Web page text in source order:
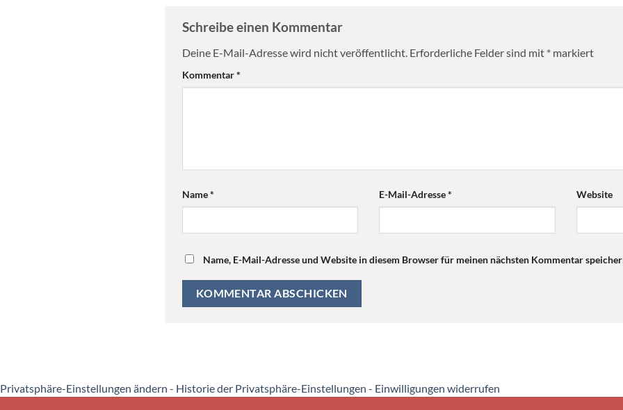
Schreibe einen Kommentar
Deine E-Mail-Adresse wird nicht veröffentlicht. Erforderliche Felder sind mit * markiert
Kommentar*
Name* E-Mail-Adresse* Website
Name, E-Mail-Adresse und Website in diesem Browser für meinen nächsten Kommentar
Privatsphäre-Einstellungen ändern - Historie der Privatsphäre-Einstellungen - Einwilligungen widerrufen